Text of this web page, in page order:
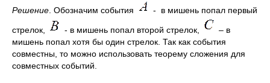
Решение . Обозначим события - в мишень попал первый
стрелок, - в мишень попал второй стрелок,
– в
мишень попал хотя бы один стрелок. Так как события
совместны, то можно использовать теорему сложения для
совместных событий.